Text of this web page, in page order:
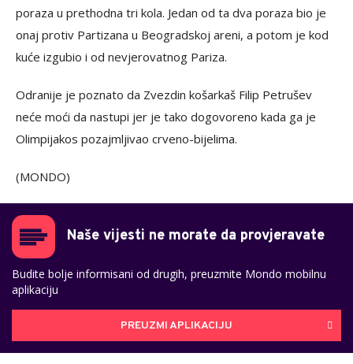
poraza u prethodna tri kola. Jedan od ta dva poraza bio je
onaj protiv Partizana u Beogradskoj areni, a potom je kod
kuće izgubio i od nevjerovatnog Pariza.
Odranije je poznato da Zvezdin košarkaš Filip Petrušev
neće moći da nastupi jer je tako dogovoreno kada ga je
Olimpijakos pozajmljivao crveno-bijelima.
(MONDO)
Naše vijesti ne morate da provjeravate
Budite bolje informisani od drugih, preuzmite Mondo mobilnu
aplikaciju
PREUZMI APLIKACIJU